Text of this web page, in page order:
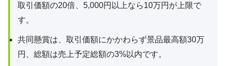
取引価額の20倍、5,000円以上なら10万円が上限で
す。
共同懸賞は、取引価額にかかわらず景品最高額30万
円、総額は売上予定総額の3%以内です。